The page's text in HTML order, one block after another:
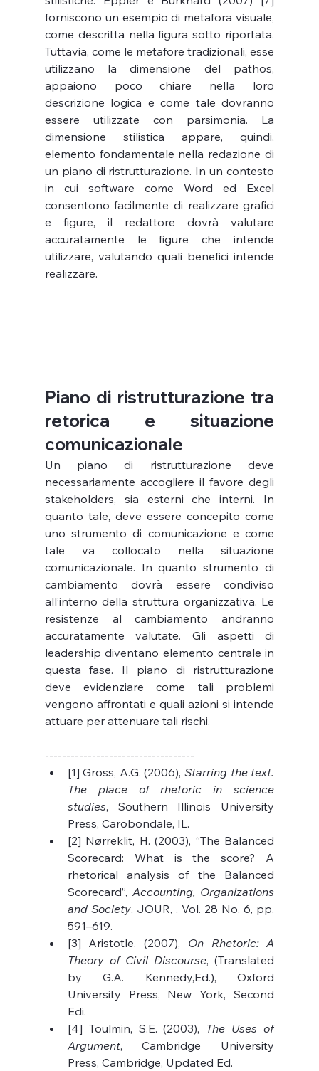
forniscono un esempio di metafora visuale,
come descritta nella figura sotto riportata.
Tuttavia, come le metafore tradizionali, esse
utilizzano la dimensione del pathos,
appaiono poco chiare nella loro
descrizione logica e come tale dovranno
essere utilizzate con parsimonia. La
dimensione stilistica appare, quindi,
elemento fondamentale nella redazione di
un piano di ristrutturazione. In un contesto
in cui software come Word ed Excel
consentono facilmente di realizzare grafici
e figure, il redattore dovrà valutare
accuratamente le figure che intende
utilizzare, valutando quali benefici intende
realizzare.
Piano di ristrutturazione tra
retorica e situazione
comunicazionale
Un piano di ristrutturazione deve
necessariamente accogliere il favore degli
stakeholders, sia esterni che interni. In
quanto tale, deve essere concepito come
uno strumento di comunicazione e come
tale va collocato nella situazione
comunicazionale. In quanto strumento di
cambiamento dovrà essere condiviso
all’interno della struttura organizzativa. Le
resistenze al cambiamento andranno
accuratamente valutate. Gli aspetti di
leadership diventano elemento centrale in
questa fase. Il piano di ristrutturazione
deve evidenziare come tali problemi
vengono affrontati e quali azioni si intende
attuare per attenuare tali rischi.
-----------------------------------
[1] Gross, A.G. (2006), Starring the text.
The place of rhetoric in science
studies, Southern Illinois University
Press, Carobondale, IL.
[2] Nørreklit, H. (2003), “The Balanced
Scorecard: What is the score? A
rhetorical analysis of the Balanced
Scorecard”, Accounting, Organizations
and Society, JOUR, , Vol. 28 No. 6, pp.
591–619.
[3] Aristotle. (2007), On Rhetoric: A
Theory of Civil Discourse, (Translated
by G.A. Kennedy,Ed.), Oxford
University Press, New York, Second
Edi.
[4] Toulmin, S.E. (2003), The Uses of
Argument, Cambridge University
Press, Cambridge, Updated Ed.